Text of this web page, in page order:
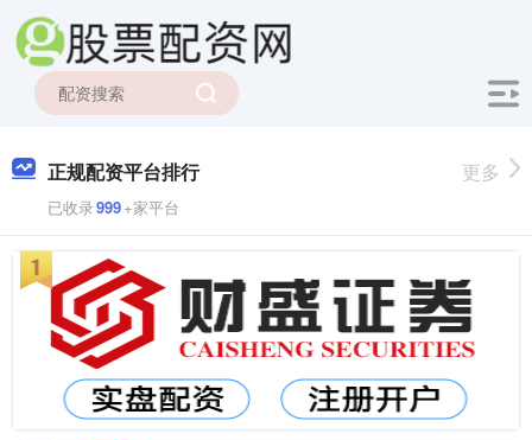
正规配资平台排行
已收录999+家平台
更多